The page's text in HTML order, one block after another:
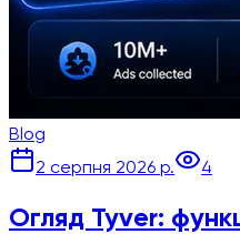
Blog
2 серпня 2026 р.
4
Огляд Tyver: